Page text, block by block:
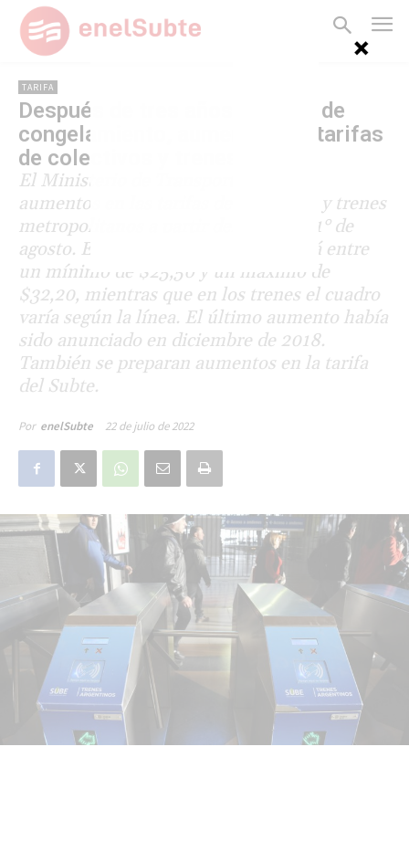
TARIFA
Después de tres años y medio de
congelamiento, aumentan las tarifas
de colectivos y trenes
El Ministerio de Transporte anunció
aumentos en las tarifas de colectivos y trenes
metropolitanos a partir del próximo 1° de
agosto. El boleto de colectivo oscilará entre
un mínimo de $25,50 y un máximo de
$32,20, mientras que en los trenes el cuadro
varía según la línea. El último aumento había
sido anunciado en diciembre de 2018.
También se preparan aumentos en la tarifa
del Subte.
Por enelSubte 22 de julio de 2022